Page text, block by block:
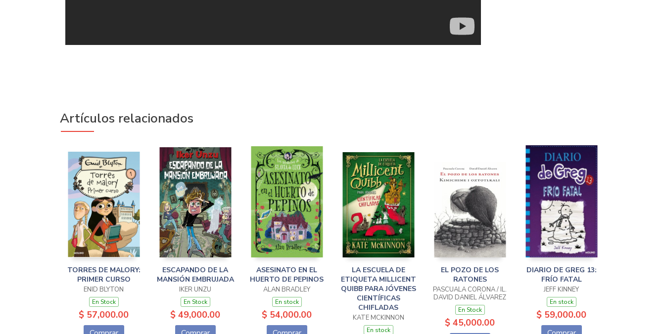
Artículos relacionados
TORRES DE MALORY:
PRIMER CURSO
ENID BLYTON
En Stock
$ 57,000.00
ESCAPANDO DE LA
MANSIÓN EMBRUJADA
IKER UNZU
En Stock
$ 49,000.00
ASESINATO EN EL
HUERTO DE PEPINOS
ALAN BRADLEY
En stock
$ 54,000.00
LA ESCUELA DE
ETIQUETA MILLICENT
QUIBB PARA JÓVENES
CIENTÍFICAS
CHIFLADAS
KATE MCKINNON
En stock
EL POZO DE LOS
RATONES
PASCUALA CORONA / IL.
DAVID DANIEL ÁLVAREZ
En Stock
$ 45,000.00
DIARIO DE GREG 13:
FRÍO FATAL
JEFF KINNEY
En stock
$ 59,000.00